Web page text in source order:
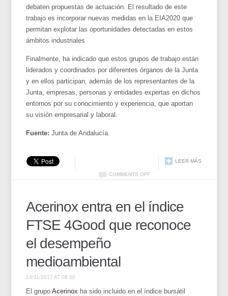
debaten propuestas de actuación. El resultado de este
trabajo es incorporar nuevas medidas en la EIA2020 que
permitan explotar las oportunidades detectadas en estos
ámbitos industriales
Finalmente, ha indicado que estos grupos de trabajo están
liderados y coordinados por diferentes órganos de la Junta
y en ellos participan, además de los representantes de la
Junta, empresas, personas y entidades expertas en dichos
entornos por su conocimiento y experiencia, que aportan
su visión empresarial y laboral.
Fuente: Junta de Andalucía.
LEER MÁS
COMMENTS OFF
Acerinox entra en el índice
FTSE 4Good que reconoce
el desempeño
medioambiental
14/11/2017 AT 08:00
El grupoAcerinox ha sido incluido en el índice bursátil